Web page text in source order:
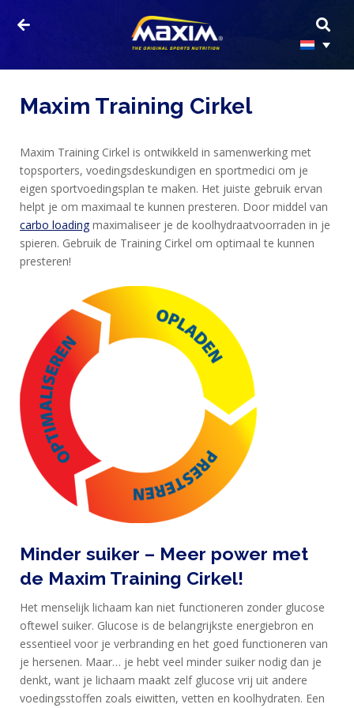
Maxim Training Cirkel
Maxim Training Cirkel is ontwikkeld in samenwerking met
topsporters, voedingsdeskundigen en sportmedici om je
eigen sportvoedingsplan te maken. Het juiste gebruik ervan
helpt je om maximaal te kunnen presteren. Door middel van
carbo loadingmaximaliseer je de koolhydraatvoorraden in je
spieren. Gebruik de Training Cirkel om optimaal te kunnen
presteren!
Minder suiker – Meer power met
de Maxim Training Cirkel!
Het menselijk lichaam kan niet functioneren zonder glucose
oftewel suiker. Glucose is de belangrijkste energiebron en
essentieel voor je verbranding en het goed functioneren van
je hersenen. Maar… je hebt veel minder suiker nodig dan je
denkt, want je lichaam maakt zelf glucose vrij uit andere
voedingsstoffen zoals eiwitten, vetten en koolhydraten. Een